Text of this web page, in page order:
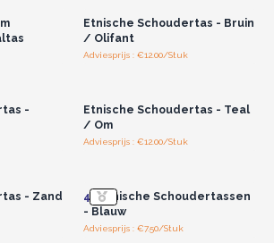
Etnische Schoudertas - Bruin
/ Olifant
Adviesprijs : €12.00/Stuk
-
Etnische Schoudertas - Teal
/ Om
Adviesprijs : €12.00/Stuk
- Zand
4x Etnische Schoudertassen
- Blauw
Adviesprijs : €7.50/Stuk